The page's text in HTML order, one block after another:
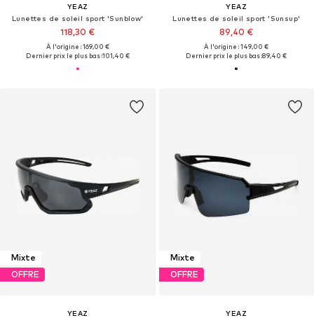
YEAZ
Lunettes de soleil sport 'Sunblow'
118,30 €
À l'origine : 169,00 €
Dernier prix le plus bas :101,40 €
YEAZ
Lunettes de soleil sport 'Sunsup'
89,40 €
À l'origine : 149,00 €
Dernier prix le plus bas :89,40 €
Mixte
OFFRE
YEAZ
Mixte
OFFRE
YEAZ